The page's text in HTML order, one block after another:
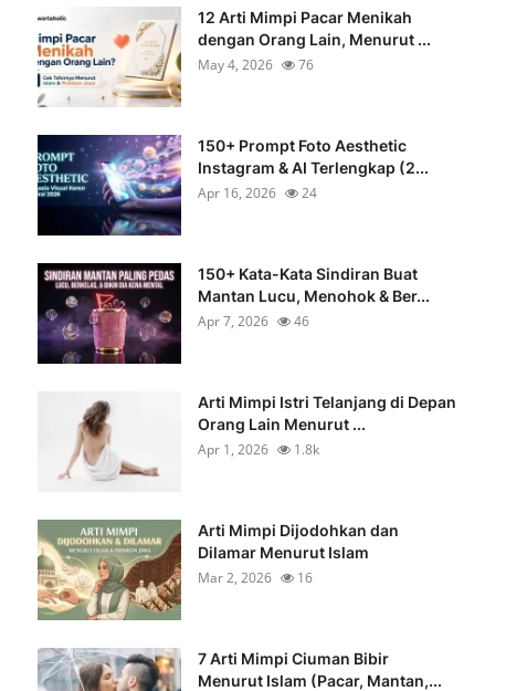
12 Arti Mimpi Pacar Menikah
dengan Orang Lain, Menurut ...
May 4, 2026
76
150+ Prompt Foto Aesthetic
Instagram & AI Terlengkap (2...
Apr 16, 2026
24
150+ Kata-Kata Sindiran Buat
Mantan Lucu, Menohok & Ber...
Apr 7, 2026
46
Arti Mimpi Istri Telanjang di Depan
Orang Lain Menurut ...
Apr 1, 2026
1.8k
Arti Mimpi Dijodohkan dan
Dilamar Menurut Islam
Mar 2, 2026
16
7 Arti Mimpi Ciuman Bibir
Menurut Islam (Pacar, Mantan,...